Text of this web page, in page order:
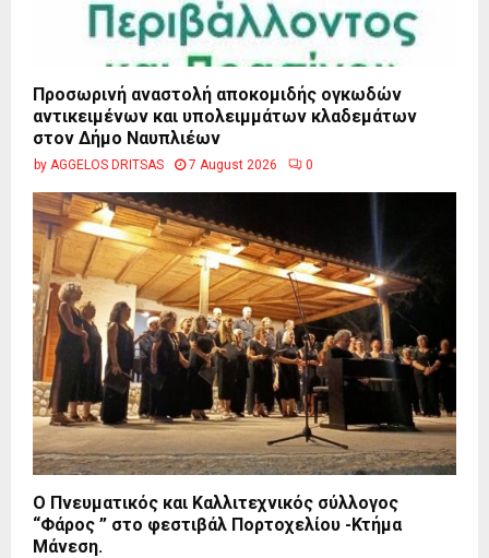
Προσωρινή αναστολή αποκομιδής ογκωδών
αντικειμένων και υπολειμμάτων κλαδεμάτων
στον Δήμο Ναυπλιέων
by AGGELOS DRITSAS 7 August 2026 0
Ο Πνευματικός και Καλλιτεχνικός σύλλογος
“Φάρος ” στο φεστιβάλ Πορτοχελίου -Κτήμα
Μάνεση.